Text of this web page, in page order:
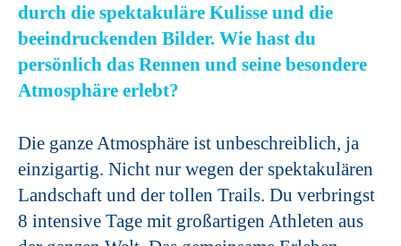
durch die spektakuläre Kulisse und die
beeindruckenden Bilder. Wie hast du
persönlich das Rennen und seine besondere
Atmosphäre erlebt?
Die ganze Atmosphäre ist unbeschreiblich, ja
einzigartig. Nicht nur wegen der spektakulären
Landschaft und der tollen Trails. Du verbringst
8 intensive Tage mit großartigen Athleten aus